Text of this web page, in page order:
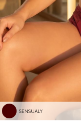
SENSUALY